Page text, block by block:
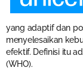
yang adaptif dan
menyelesaikan
efektif. Definisi itu
(WHO).